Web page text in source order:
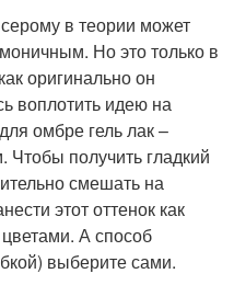
в теории может
Но это только в
оригинально он
воплотить идею на
омбре гель лак –
получить гладкий
смешать на
этот оттенок как
А способ
выберите сами.